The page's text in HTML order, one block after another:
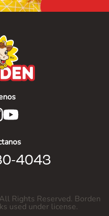
4043
Rights Reserved. Borden
used under license.